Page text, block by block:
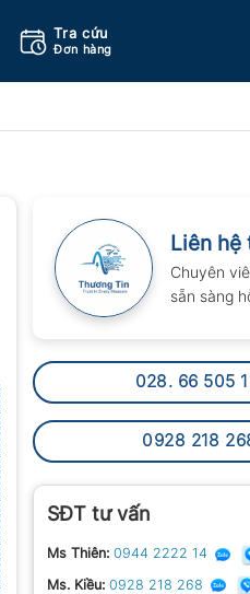
Tra cứu
Đơn hàng
Liên hệ
Chuyên
sẵn sàng
028. 66 505
0928 218
SĐT tư vấn
Ms Thiên: 0944 2222 14
Ms. Kiều: 0928 218 268